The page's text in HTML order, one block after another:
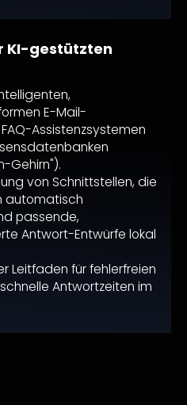
KI-gestützten
E-Mail-
Assistenzsystemen
Gehirn").
von Schnittstellen, die
automatisch
passende,
Antwort-Entwürfe lokal
Leitfaden für fehlerfreien
Antwortzeiten im